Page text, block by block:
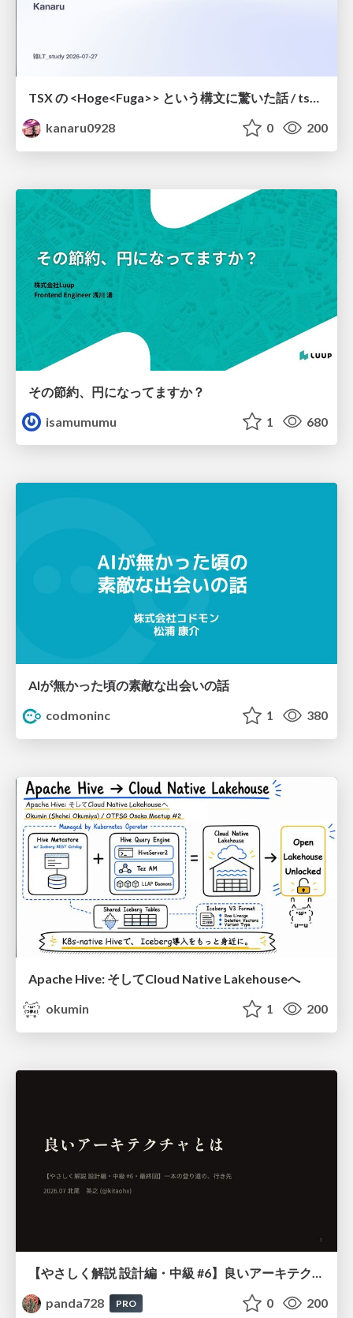
TSX の <Hoge<Fuga>> という構文に驚いた話 / tsx-type-argument-syntax
kanaru0928
0 200
その節約、円になってますか？
isamumumu
1 680
AIが無かった頃の素敵な出会いの話
codmoninc
1 380
Apache Hive: そしてCloud Native Lakehouseへ
okumin
1 200
panda728
PRO 0 200